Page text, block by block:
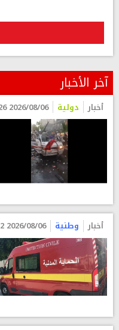
آخر الأخبار
أخبار دولية 2026/08/06 18:26
أخبار وطنية 2026/08/06 18:22